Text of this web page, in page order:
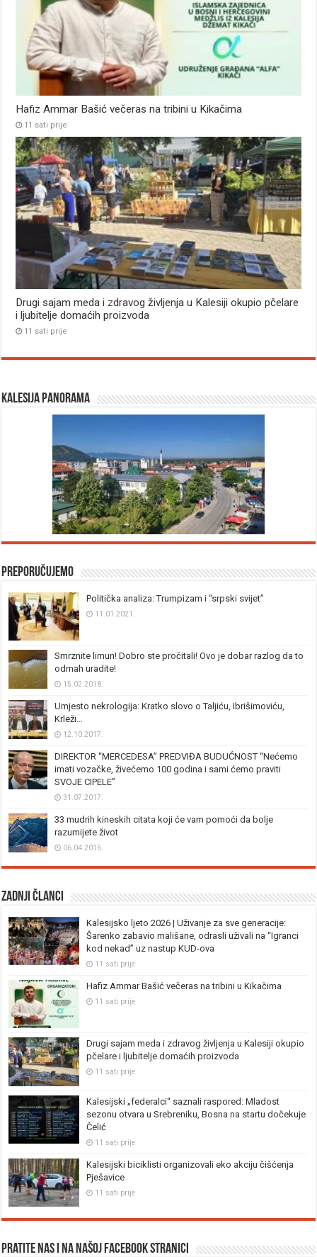
Hafiz Ammar Bašić večeras na tribini u Kikačima
11 sati prije
Drugi sajam meda i zdravog življenja u Kalesiji okupio pčelare
i ljubitelje domaćih proizvoda
11 sati prije
Kalesija panorama
Preporučujemo
Politička analiza: Trumpizam i “srpski svijet”
11.01.2021.
Smrznite limun! Dobro ste pročitali! Ovo je dobar razlog da to
odmah uradite!
15.02.2018.
Umjesto nekrologija: Kratko slovo o Taljiću, Ibrišimoviću,
Krleži…
12.10.2017.
DIREKTOR “MERCEDESA” PREDVIĐA BUDUĆNOST “Nećemo
imati vozačke, živećemo 100 godina i sami ćemo praviti
SVOJE CIPELE”
31.07.2017.
33 mudrih kineskih citata koji će vam pomoći da bolje
razumijete život
06.04.2016.
Zadnji članci
Kalesijsko ljeto 2026 | Uživanje za sve generacije:
Šarenko zabavio mališane, odrasli uživali na “Igranci
kod nekad” uz nastup KUD-ova
11 sati prije
Hafiz Ammar Bašić večeras na tribini u Kikačima
11 sati prije
Drugi sajam meda i zdravog življenja u Kalesiji okupio
pčelare i ljubitelje domaćih proizvoda
11 sati prije
Kalesijski „federalci“ saznali raspored: Mladost
sezonu otvara u Srebreniku, Bosna na startu dočekuje
Čelić
11 sati prije
Kalesijski biciklisti organizovali eko akciju čišćenja
Pješavice
11 sati prije
Pratite nas i na našoj facebook stranici